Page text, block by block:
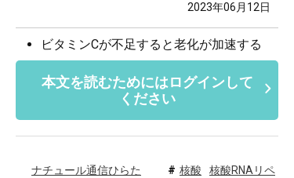
2023年06月12日
ビタミンCが不足すると老化が加速する
本文を読むためにはログインして
ください
ナチュール通信ひらた 核酸
核酸RNAリペ